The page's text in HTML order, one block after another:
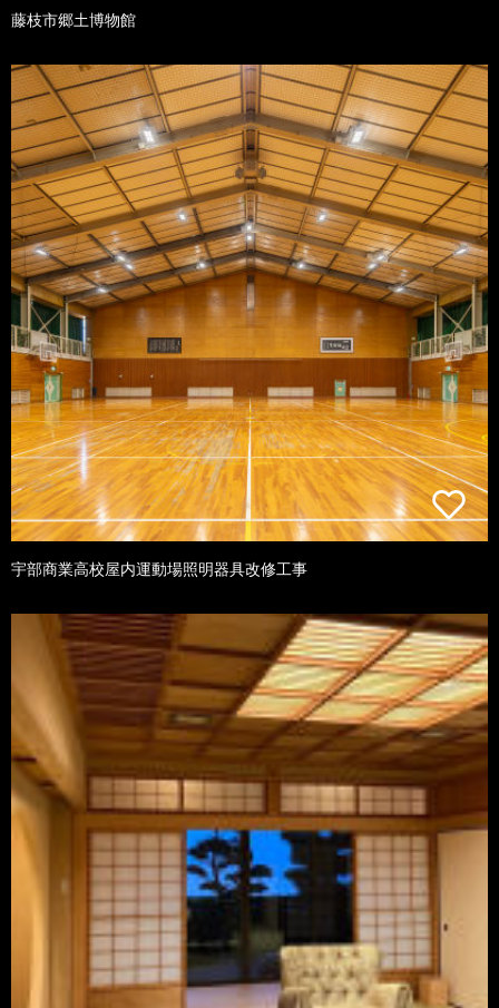
藤枝市郷土博物館
宇部商業高校屋内運動場照明器具改修工事